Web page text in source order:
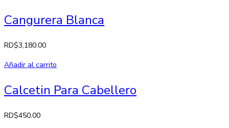
Cangurera Blanca
RD$3,180.00
Añadir al carrito
Calcetin Para Cabellero
RD$450.00